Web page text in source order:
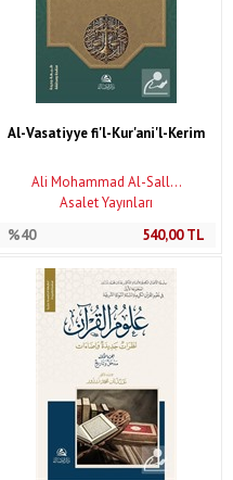
Al-Vasatiyye fi'l-Kur'ani'l-Kerim
Ali Mohammad Al-Sall...
Asalet Yayınları
%40
540,00TL